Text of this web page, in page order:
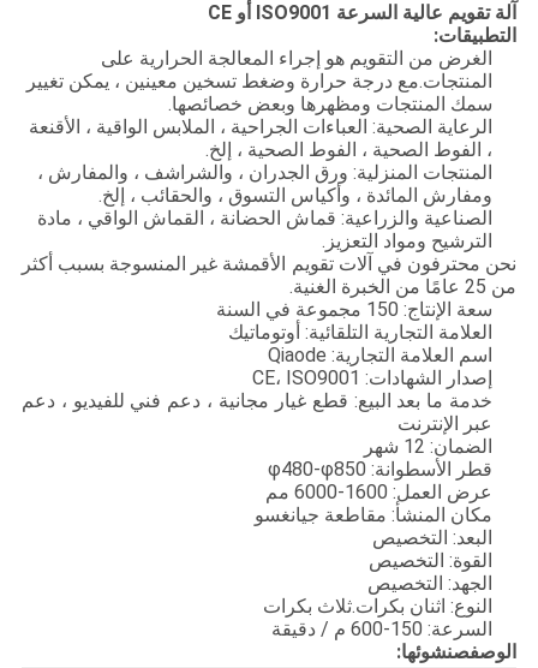
آلة تقويم عالية السرعة ISO9001 أو CE
التطبيقات:
الغرض من التقويم هو إجراء المعالجة الحرارية على
المنتجات.مع درجة حرارة وضغط تسخين معينين ، يمكن تغيير
سمك المنتجات ومظهرها وبعض خصائصها.
الرعاية الصحية: العباءات الجراحية ، الملابس الواقية ، الأقنعة
، الفوط الصحية ، الفوط الصحية ، إلخ.
المنتجات المنزلية: ورق الجدران ، والشراشف ، والمفارش ،
ومفارش المائدة ، وأكياس التسوق ، والحقائب ، إلخ.
الصناعية والزراعية: قماش الحضانة ، القماش الواقي ، مادة
الترشيح ومواد التعزيز.
نحن محترفون في آلات تقويم الأقمشة غير المنسوجة بسبب أكثر
من 25 عامًا من الخبرة الغنية.
سعة الإنتاج: 150 مجموعة في السنة
العلامة التجارية التلقائية: أوتوماتيك
اسم العلامة التجارية: Qiaode
إصدار الشهادات: CE، ISO9001
خدمة ما بعد البيع: قطع غيار مجانية ، دعم فني للفيديو ، دعم
عبر الإنترنت
الضمان: 12 شهر
قطر الأسطوانة: φ480-φ850
عرض العمل: 1600-6000 مم
مكان المنشأ: مقاطعة جيانغسو
البعد: التخصيص
القوة: التخصيص
الجهد: التخصيص
النوع: اثنان بكرات.ثلاث بكرات
السرعة: 150-600 م / دقيقة
الوصفصنشوئها: